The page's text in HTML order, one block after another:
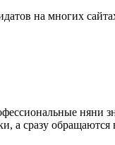
на многих
няни
а сразу